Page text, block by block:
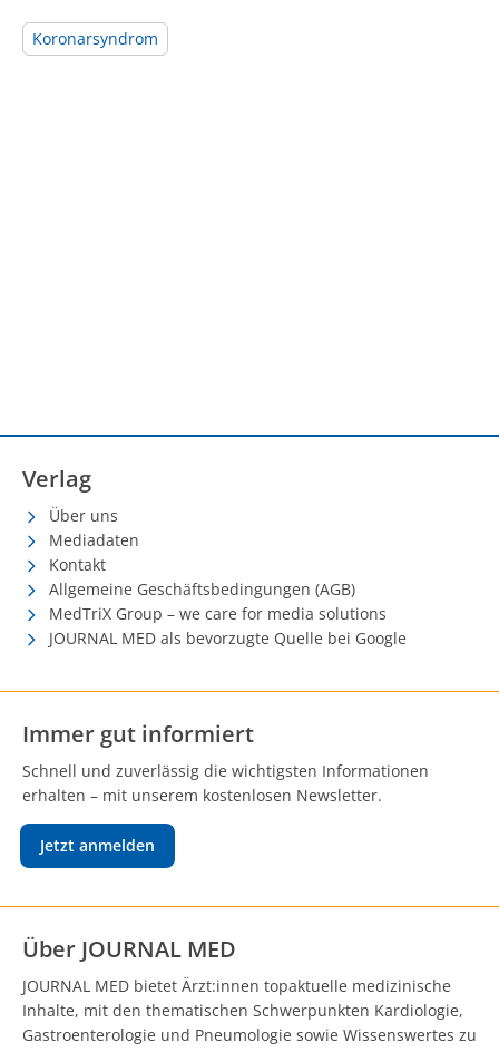
Koronarsyndrom
Verlag
Über uns
Mediadaten
Kontakt
Allgemeine Geschäftsbedingungen (AGB)
MedTriX Group – we care for media solutions
JOURNAL MED als bevorzugte Quelle bei Google
Immer gut informiert
Schnell und zuverlässig die wichtigsten Informationen
erhalten – mit unserem kostenlosen Newsletter.
Jetzt anmelden
Über JOURNAL MED
JOURNAL MED bietet Ärzt:innen topaktuelle medizinische
Inhalte, mit den thematischen Schwerpunkten Kardiologie,
Gastroenterologie und Pneumologie sowie Wissenswertes zu